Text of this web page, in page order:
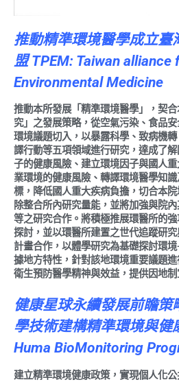
推動精準環境醫學成立臺
盟TPEM: Taiwan alliance
Environmental Medicine
推動本所發展「精準環境醫學」，契
究」之發展策略，從空氣污染、食品
環境議題切入，以暴露科學、致病機
譯行動等五項領域進行研究，達成了
子的健康風險、建立環境因子與國人
業環境的健康風險、轉譯環境醫學知
標，降低國人重大疾病負擔，切合本
除整合所內研究量能，並將加強與院
等之研究合作。將積極推展環醫所的
探討，並以環醫所建置之世代追蹤研
計畫合作，以體學研究為基礎探討環
據地方特性，針對該地環境重要議題
衛生預防醫學精神與效益，提供因地
健康星球永續發展前瞻策
學技術建構精準環境與健
Huma BioMonitoring
建立精準環境健康政策，實現個人化